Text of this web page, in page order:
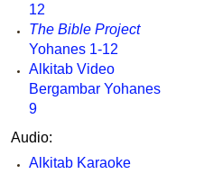
12
The Bible Project
Yohanes 1-12
Alkitab Video
Bergambar Yohanes
9
Audio:
Alkitab Karaoke